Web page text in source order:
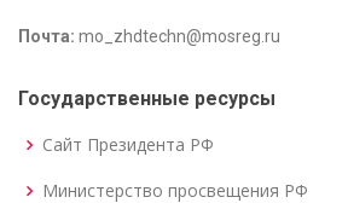
Почта: mo_zhdtechn@mosreg.ru
Государственные ресурсы
Сайт Президента РФ
Министерство просвещения РФ